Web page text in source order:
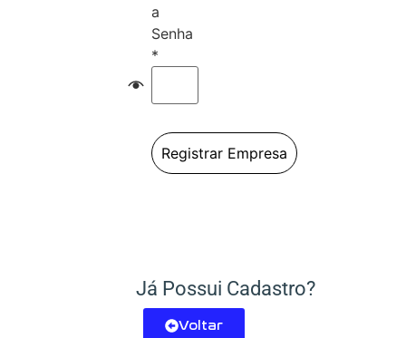
a
Senha
*
Registrar Empresa
Já Possui Cadastro?
Voltar